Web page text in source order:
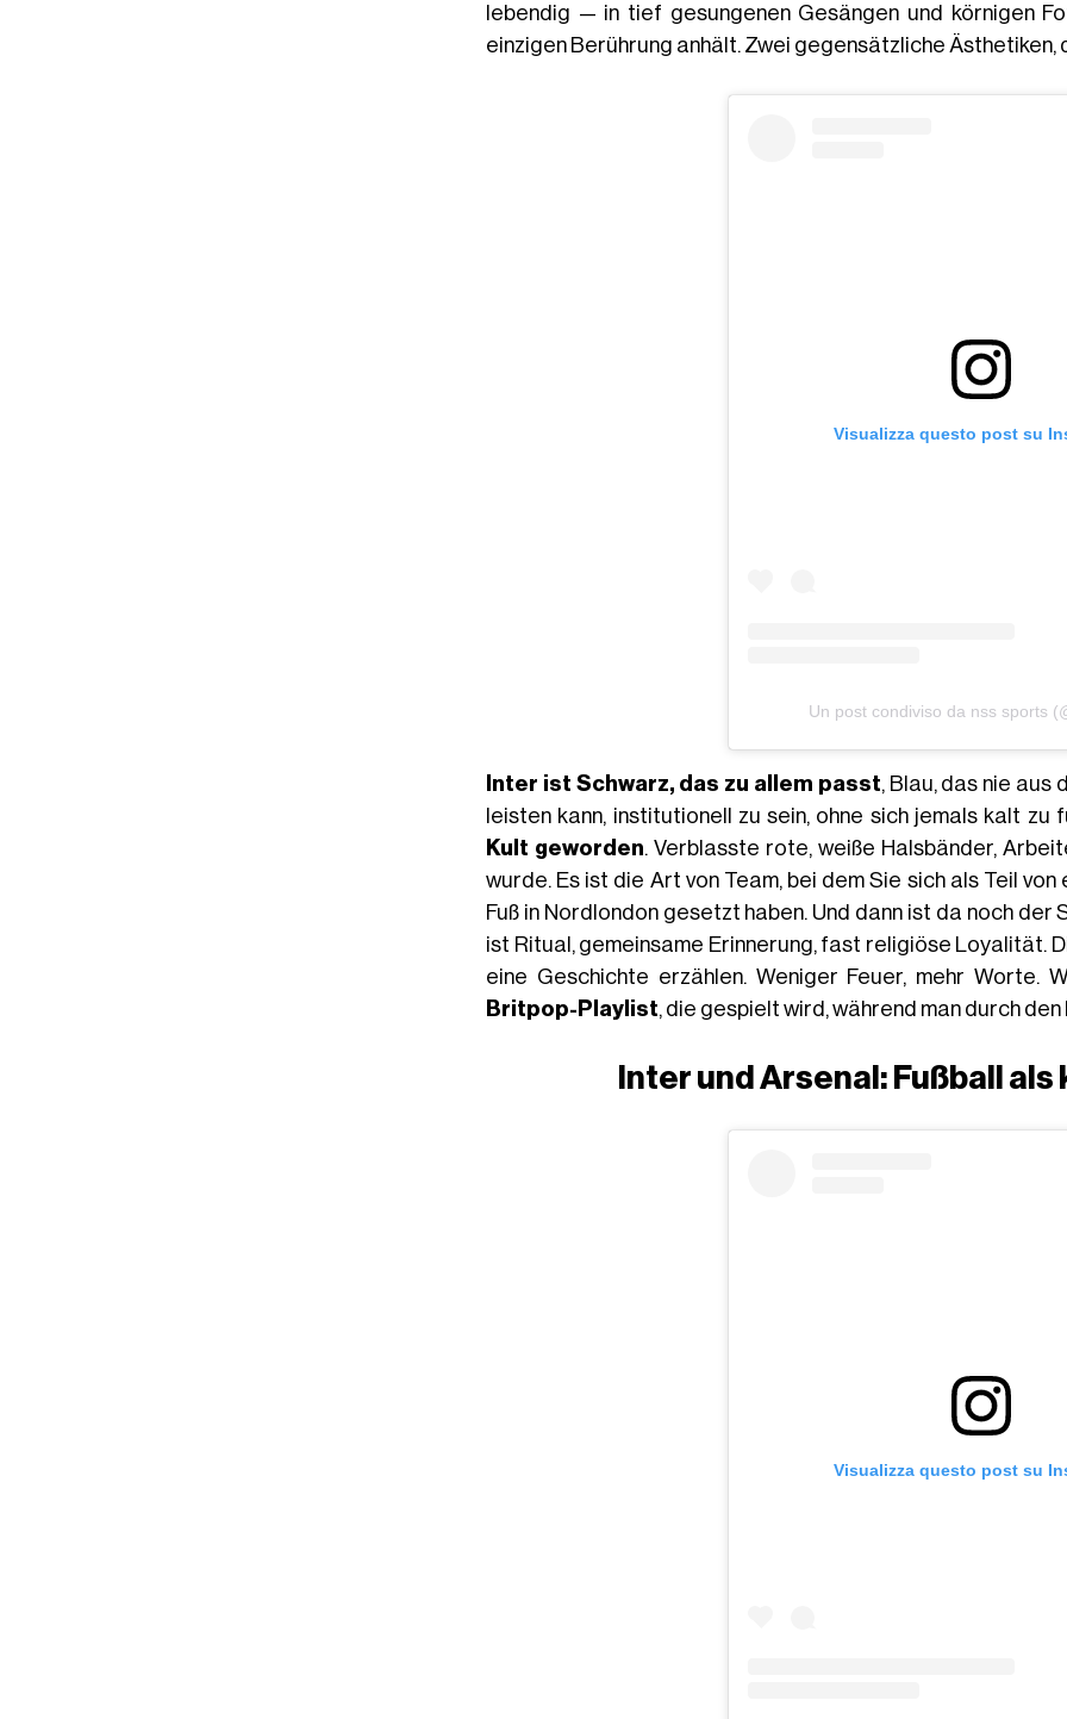
lebendig — in tief gesungenen Gesängen und körnigen
einzigen Berührung anhält. Zwei gegensätzliche Ästhetiken,
Visualizza questo post su
Un post condiviso da nss sports
Inter ist Schwarz, das zu allem passt, Blau, das nie aus
leisten kann, institutionell zu sein, ohne sich jemals kalt zu
Kult geworden. Verblasste rote, weiße Halsbänder,
wurde. Es ist die Art von Team, bei dem Sie sich als Teil
Fuß in Nordlondon gesetzt haben. Und dann ist da noch
ist Ritual, gemeinsame Erinnerung, fast religiöse Loyalität.
eine Geschichte erzählen. Weniger Feuer, mehr Worte.
Britpop-Playlist, die gespielt wird, während man durch
Inter und Arsenal: Fußball
Visualizza questo post su